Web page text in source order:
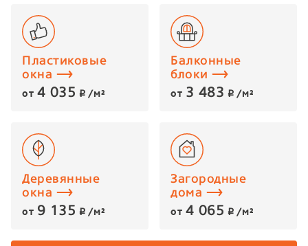
Пластиковые
окна
от 4 035 p /м²
Балконные
блоки
от 3 483 p /м²
Деревянные
окна
от 9 135 p /м²
Загородные
дома
от 4 065 p /м²